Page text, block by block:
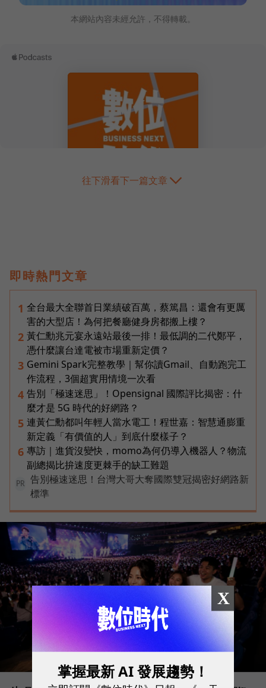
本網站內容未經允許，不得轉載。
往下滑看下一篇文章
即時熱門文章
1 全台最大全聯首日業績破百萬，蔡篤昌：還會有更厲
害的大型店！為何把餐廳健身房都搬上樓？
2 黃仁勳兆元宴永遠站最後一排！最低調的二代鄭平，
憑什麼讓台達電被市場重新定價？
3 Gemini Spark完整教學｜幫你讀Gmail、自動跑完工
作流程，3個超實用情境一次看
4 告別「極速迷思」！Opensignal 國際評比揭密：什
麼才是 5G 時代的好網路？
5 連黃仁勳都叫年輕人當水電工！程世嘉：智慧通膨重
新定義「有價值的人」到底什麼樣子？
6 專訪｜進貨沒變快，momo為何仍導入機器人？物流
副總揭比拚速度更棘手的缺工難題
PR
告別極速迷思！台灣大哥大奪國際雙冠揭密好網路新
標準
X
掌握最新 AI 發展趨勢！